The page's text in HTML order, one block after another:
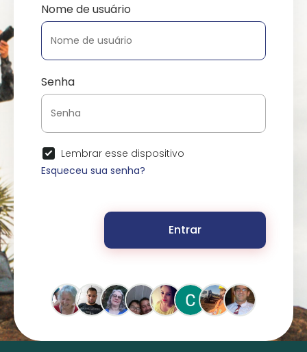
Nome de usuário
Senha
Lembrar esse dispositivo
Esqueceu sua senha?
Entrar